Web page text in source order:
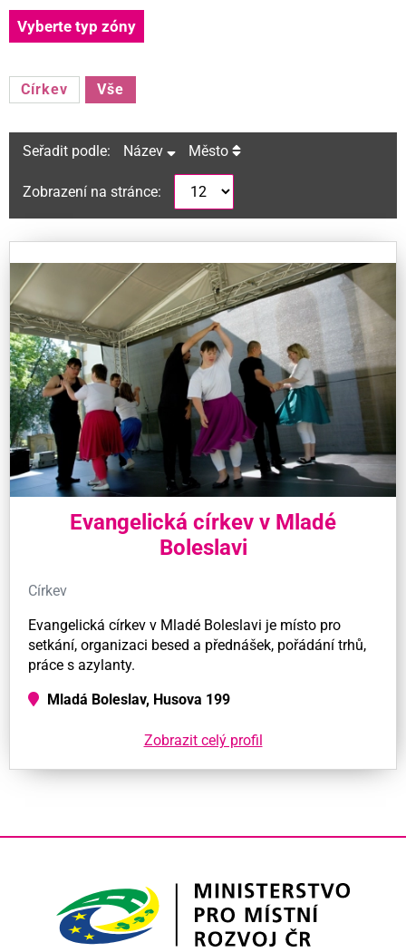
Vyberte typ zóny
Církev Vše
Seřadit podle: Název Město
Zobrazení na stránce:
Evangelická církev v Mladé
Boleslavi
Církev
Evangelická církev v Mladé Boleslavi je místo pro
setkání, organizaci besed a přednášek, pořádání trhů,
práce s azylanty.
Mladá Boleslav, Husova 199
Zobrazit celý profil